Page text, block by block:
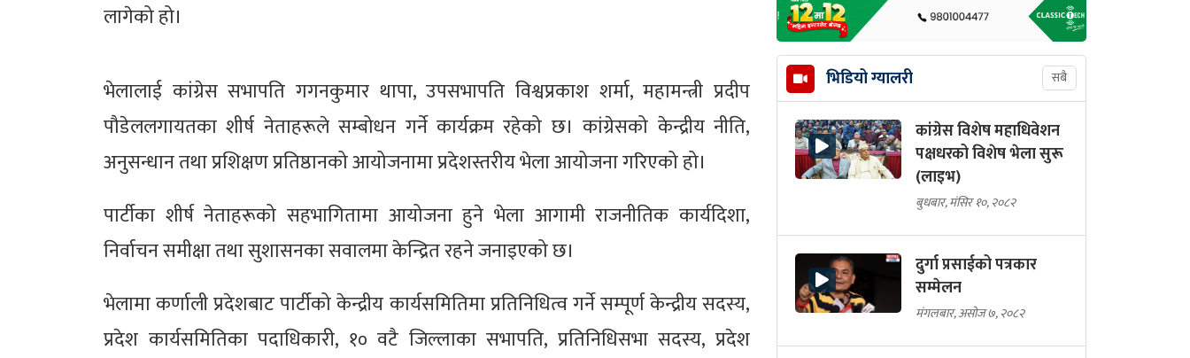
लागेको हो।
भेलालाई कांग्रेस सभापति गगनकुमार थापा, उपसभापति विश्वप्रकाश शर्मा, महामन्त्री प्रदीप
पौडेललगायतका शीर्ष नेताहरूले सम्बोधन गर्ने कार्यक्रम रहेको छ। कांग्रेसको केन्द्रीय नीति,
अनुसन्धान तथा प्रशिक्षण प्रतिष्ठानको आयोजनामा प्रदेशस्तरीय भेला आयोजना गरिएको हो।
पार्टीका शीर्ष नेताहरूको सहभागितामा आयोजना हुने भेला आगामी राजनीतिक कार्यदिशा,
निर्वाचन समीक्षा तथा सुशासनका सवालमा केन्द्रित रहने जनाइएको छ।
भेलामा कर्णाली प्रदेशबाट पार्टीको केन्द्रीय कार्यसमितिमा प्रतिनिधित्व गर्ने सम्पूर्ण केन्द्रीय सदस्य,
प्रदेश कार्यसमितिका पदाधिकारी, १० वटै जिल्लाका सभापति, प्रतिनिधिसभा सदस्य, प्रदेश
भिडियो ग्यालरी सबै
कांग्रेस विशेष महाधिवेशन
पक्षधरको विशेष भेला सुरू
(लाइभ)
बुधबार, मंसिर १०, २०८२
दुर्गा प्रसाईको पत्रकार
सम्मेलन
मंगलबार, असोज ७, २०८२